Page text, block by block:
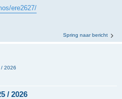
ere2627/
Spring naar bericht
/ 2026
/ 2026